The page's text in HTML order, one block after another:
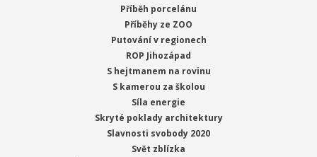
Příběh porcelánu
Příběhy ze ZOO
Putování v regionech
ROP Jihozápad
S hejtmanem na rovinu
S kamerou za školou
Síla energie
Skryté poklady architektury
Slavnosti svobody 2020
Svět zblízka